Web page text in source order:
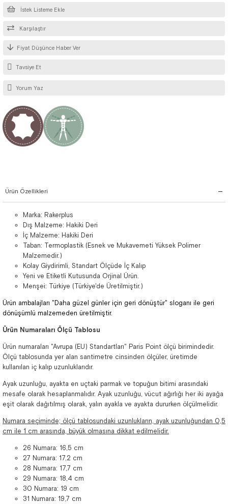
İstek Listeme Ekle
Karşılaştır
Fiyat Düşünce Haber Ver
Tavsiye Et
Yorum Yaz
Ürün Özellikleri
Marka: Rakerplus
Dış Malzeme: Hakiki Deri
İç Malzeme: Hakiki Deri
Taban: Termoplastik (Esnek ve Mukavemeti Yüksek Polimer
Malzemedir.)
Kolay Giydirimli, Standart Ölçüde İç Kalıp
Yeni ve Etiketli Kutusunda Orjinal Ürün.
Menşei: Türkiye (Türkiye'de Üretilmiştir.)
Ürün ambalajları "Daha güzel günler için geri dönüştür" sloganı ile geri
dönüşümlü malzemeden üretilmiştir.
Ürün Numaraları Ölçü Tablosu
Ürün numaraları "Avrupa (EU) Standartları" Paris Point ölçü birimindedir.
Ölçü tablosunda yer alan santimetre cinsinden ölçüler, üretimde
kullanılan iç kalıp uzunluklarıdır.
Ayak uzunluğu, ayakta en uçtaki parmak ve topuğun bitimi arasındaki
mesafe olarak hesaplanmalıdır. Ayak uzunluğu, vücut ağırlığı her iki ayağa
eşit olarak dağıtılmış olarak, yalın ayakla ve ayakta dururken ölçülmelidir.
Numara seçiminde; ölçü tablosundaki uzunlukların, ayak uzunluğundan 0,5
cm ile 1 cm arasında, büyük olmasına dikkat edilmelidir.
26 Numara: 16,5 cm
27 Numara: 17,2 cm
28 Numara: 17,7 cm
29 Numara: 18,4 cm
30 Numara: 19 cm
31 Numara: 19,7 cm